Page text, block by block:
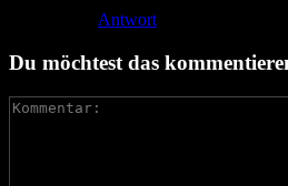
Antwort
Du möchtest das